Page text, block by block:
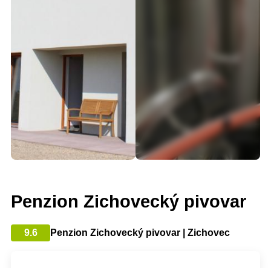
Penzion Zichovecký pivovar
9.6 Penzion Zichovecký pivovar | Zichovec